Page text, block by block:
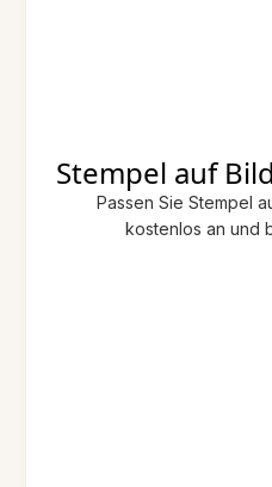
Stempel auf
Passen Sie Stempel
kostenlos an und